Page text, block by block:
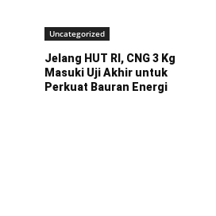
Uncategorized
Jelang HUT RI, CNG 3 Kg
Masuki Uji Akhir untuk
Perkuat Bauran Energi